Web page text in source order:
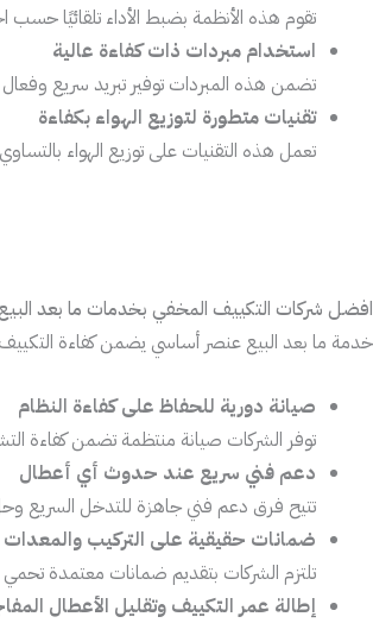
تقوم هذه الأنظمة بضبط الأداء تلقائيًا
استخدام مبردات ذات كفاءة عالية
تضمن هذه المبردات توفير تبريد سريع
تقنيات متطورة لتوزيع الهواء بكفاءة
تعمل هذه التقنيات على توزيع الهواء
افضل شركات التكييف المخفي بخدمات ما بعد
خدمة ما بعد البيع عنصر أساسي يضمن كفاءة التكييف
صيانة دورية للحفاظ على كفاءة النظام
توفر الشركات صيانة منتظمة تضمن كفاءة
دعم فني سريع عند حدوث أي أعطال
تتيح فرق دعم فني جاهزة للتدخل السريع
ضمانات حقيقية على التركيب والمعدات
تلتزم الشركات بتقديم ضمانات معتمدة
إطالة عمر التكييف وتقليل الأعطال